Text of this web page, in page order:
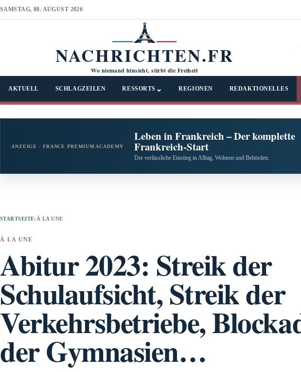
SAMSTAG, 08. AUGUST 2026
NACHRICHTEN.FR
Wo niemand hinsieht, stirbt die Freiheit
AKTUELL SCHLAGZEILEN RESSORTS ⌄ REGIONEN REDAKTIONELLES
ANZEIGE · FRANCE PREMIUM ACADEMY
Leben in Frankreich – Der komplette
Frankreich-Start
Der verlässliche Einstieg in Alltag, Wohnen und Behörden.
STARTSEITE› À LA UNE
À LA UNE
Abitur 2023: Streik der
Schulaufsicht, Streik der
Verkehrsbetriebe,
der Gymnasien…